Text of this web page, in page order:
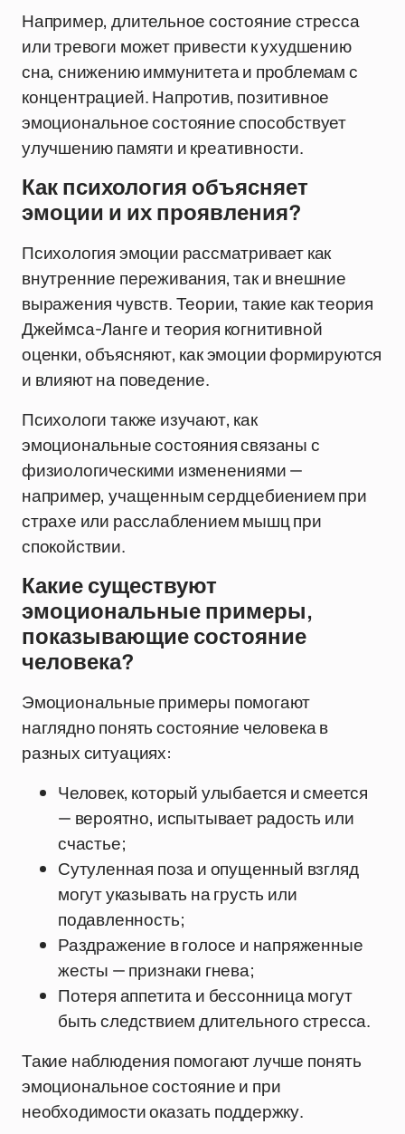
Например, длительное состояние стресса
или тревоги может привести к ухудшению
сна, снижению иммунитета и проблемам с
концентрацией. Напротив, позитивное
эмоциональное состояние способствует
улучшению памяти и креативности.
Как психология объясняет
эмоции и их проявления?
Психология эмоции рассматривает как
внутренние переживания, так и внешние
выражения чувств. Теории, такие как теория
Джеймса-Ланге и теория когнитивной
оценки, объясняют, как эмоции формируются
и влияют на поведение.
Психологи также изучают, как
эмоциональные состояния связаны с
физиологическими изменениями —
например, учащенным сердцебиением при
страхе или расслаблением мышц при
спокойствии.
Какие существуют
эмоциональные примеры,
показывающие состояние
человека?
Эмоциональные примеры помогают
наглядно понять состояние человека в
разных ситуациях:
Человек, который улыбается и смеется
— вероятно, испытывает радость или
счастье;
Сутуленная поза и опущенный взгляд
могут указывать на грусть или
подавленность;
Раздражение в голосе и напряженные
жесты — признаки гнева;
Потеря аппетита и бессонница могут
быть следствием длительного стресса.
Такие наблюдения помогают лучше понять
эмоциональное состояние и при
необходимости оказать поддержку.